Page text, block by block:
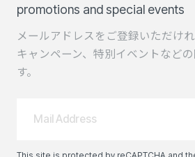
promotions and special events
メールアドレスをご登録いただけ
キャンペーン、特別イベントなど
す。